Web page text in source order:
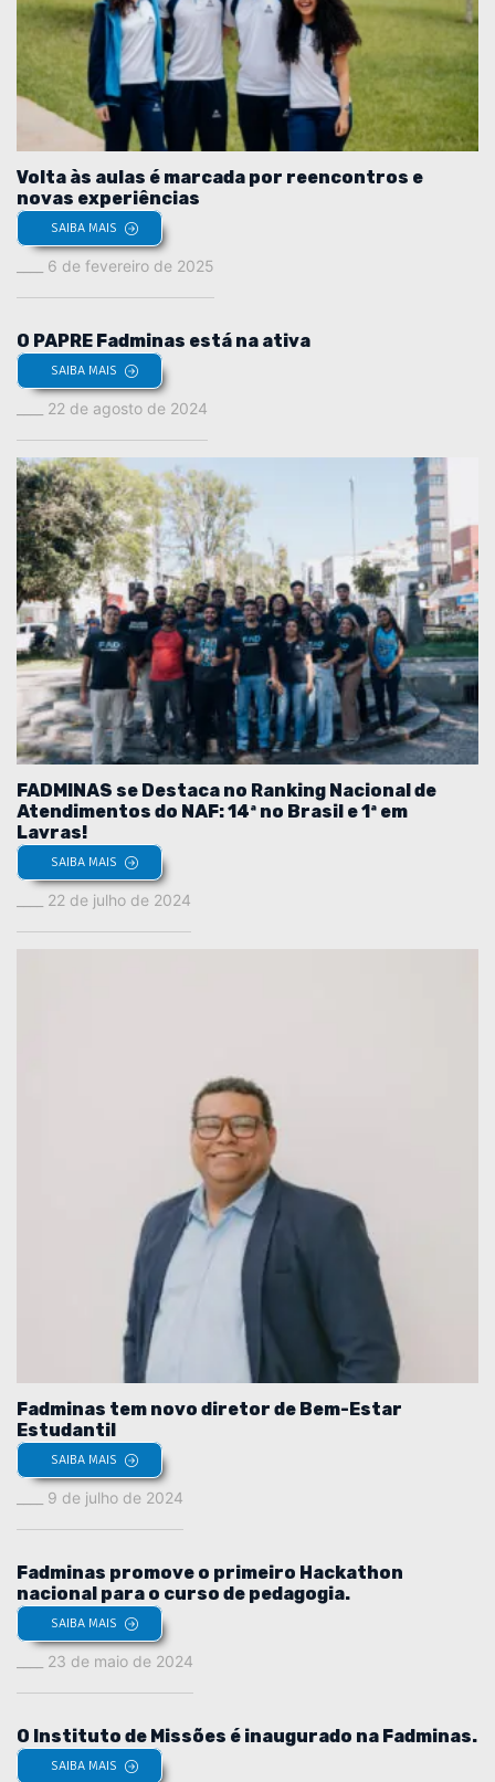
Volta às aulas é marcada por reencontros e
novas experiências
SAIBA MAIS
6 de fevereiro de 2025
O PAPRE Fadminas está na ativa
SAIBA MAIS
22 de agosto de 2024
FADMINAS se Destaca no Ranking Nacional de
Atendimentos do NAF: 14ª no Brasil e 1ª em
Lavras!
SAIBA MAIS
22 de julho de 2024
Fadminas tem novo diretor de Bem-Estar
Estudantil
SAIBA MAIS
9 de julho de 2024
Fadminas promove o primeiro Hackathon
nacional para o curso de pedagogia.
SAIBA MAIS
23 de maio de 2024
O Instituto de Missões é inaugurado na Fadminas.
SAIBA MAIS